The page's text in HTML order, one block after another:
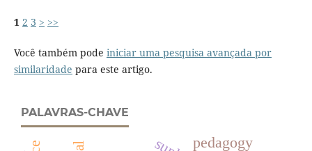
1 2 3 > >>
Você também pode iniciar uma pesquisa avançada por
similaridade para este artigo.
PALAVRAS-CHAVE
pedagogy